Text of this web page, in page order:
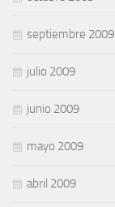
septiembre 2009
julio 2009
junio 2009
mayo 2009
abril 2009